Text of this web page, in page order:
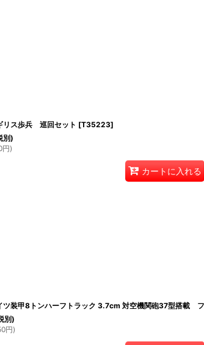
ス歩兵 巡回セット [T35223]
別)
円)
カートに入れる
装甲8トンハーフトラック 3.7cm 対空機関砲37型搭載
別)
円)